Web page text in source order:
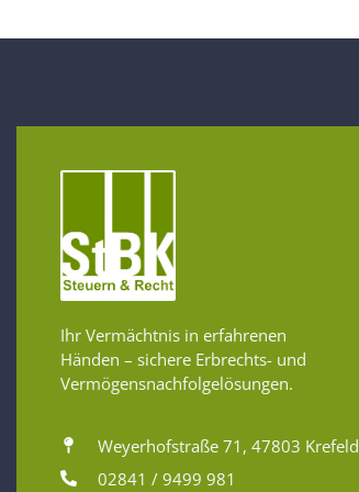
Ihr Vermächtnis in erfahrenen
Händen – sichere Erbrechts- und
Vermögensnachfolgelösungen.
Weyerhofstraße 71, 47803 Krefeld
02841 / 9499 981